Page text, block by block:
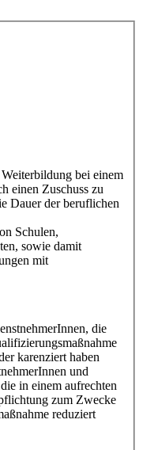
bei einem
einen Zuschuss zu
Dauer der beruflichen
Schulen,
sowie damit
mit
die
karenziert haben
und
in einem aufrechten
zum Zwecke
reduziert